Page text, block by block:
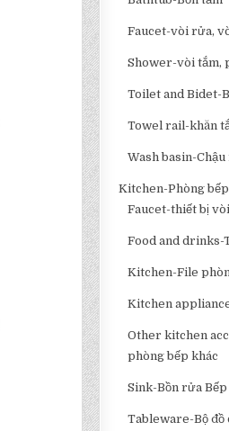
Faucet-vòi rửa,
Shower-vòi tắm,
Toilet and Bidet-
Towel rail-khăn
Wash basin-
Kitchen-Phòng bếp
Faucet-thiết bị
Food and drinks-
Kitchen-File
Kitchen
Other kitchen
phòng bếp khác
Sink-Bồn rửa Bếp
Tableware-Bộ đồ